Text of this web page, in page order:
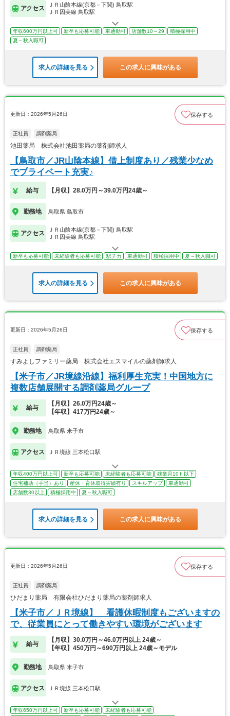
アクセス
ＪＲ山陰本線(京都－下関) 鳥取駅
ＪＲ因美線 鳥取駅
年収600万円以上可 新卒も応募可能 車通勤可 店舗数10～29
積極採用中
夏～秋入職可
求人の詳細を見る この求人に興味がある
更新日：2026年5月26日 保存する
正社員 調剤薬局
池田薬局 株式会社池田薬局の薬剤師求人
【鳥取市／JR山陰本線】借上制度あり／残業少なめ
でプライベート充実♪
給与 【月収】28.0万円～39.0万円24歳～
勤務地 鳥取県 鳥取市
アクセス
ＪＲ山陰本線(京都－下関) 鳥取駅
ＪＲ因美線 鳥取駅
新卒も応募可能 未経験者も応募可能 駅チカ 車通勤可 積極採用中 夏～秋入職可
求人の詳細を見る この求人に興味がある
更新日：2026年5月26日 保存する
正社員 調剤薬局
すみよしファミリー薬局 株式会社エスマイルの薬剤師求人
【米子市／JR境線沿線】福利厚生充実！中国地方に
複数店舗展開する調剤薬局グループ
給与
【月収】26.0万円24歳～
【年収】417万円24歳～
勤務地 鳥取県 米子市
アクセス ＪＲ境線 三本松口駅
年収400万円以上可 新卒も応募可能 未経験者も応募可能
残業月10ｈ以下
住宅補助（手当）あり
産休・育休取得実績有り スキルアップ
車通勤可
店舗数30以上
積極採用中 夏～秋入職可
求人の詳細を見る この求人に興味がある
更新日：2026年5月26日 保存する
正社員 調剤薬局
ひだまり薬局 有限会社ひだまり薬局の薬剤師求人
【米子市／ＪＲ境線】 看護休暇制度もございますの
で、従業員にとって働きやすい環境がございます
給与
【月収】30.0万円～46.0万円以上 24歳～
【年収】450万円～690万円以上 24歳～モデル
勤務地 鳥取県 米子市
アクセス ＪＲ境線 三本松口駅
年収650万円以上可 新卒も応募可能
未経験者も応募可能